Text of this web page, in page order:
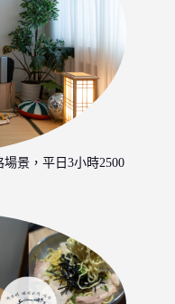
景，平日3小時2500